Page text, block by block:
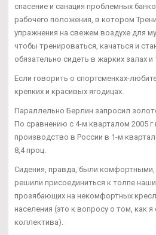
спасение и санация проблемных
рабочего положения, в котором
упражнения на свежем воздухе для
чтобы тренироваться, качаться и
обязательно сидеть в жарких залах и
Если говорить о спортсменках-
крепких и красивых ягодицах.
Параллельно Берлин запросил
По сравнению с 4-м кварталом 2005
производство в России в 1-м
8,4 проц.
Сидения, правда, были
решили присоединиться к толпе
прозябающих на некомфортных
населения (это к вопросу о том, как
коллектива).